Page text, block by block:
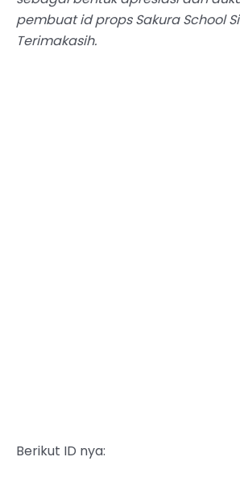
pembuat id props Sakura School
Terimakasih.
Berikut ID nya: